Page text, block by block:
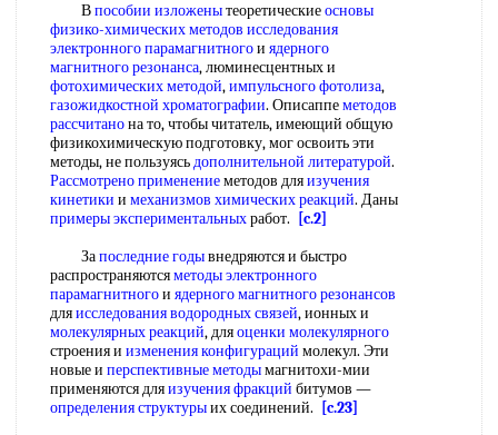
Впособии изложенытеоретическиеосновы
физико-химических методов исследования
электронного парамагнитногои ядерного
магнитного резонанса, люминесцентных и
фотохимических методой,импульсного фотолиза,
газожидкостной хроматографии. Описаппеметодов
рассчитанона то, чтобы читатель, имеющий общую
физикохимическую подготовку, мог освоить эти
методы, не пользуясьдополнительной литературой.
Рассмотрено применениеметодов дляизучения
кинетики и механизмов химических реакций. Даны
примеры экспериментальныхработ.
[c.2]
Запоследние годывнедряются и быстро
распространяютсяметоды электронного
парамагнитногои ядерного магнитного резонансов
дляисследования водородных связей, ионных и
молекулярных реакций, дляоценки молекулярного
строения и изменения конфигураций молекул. Эти
новые и перспективные методымагнитохи-мии
применяются дляизучения фракций битумов —
определения структурыих соединений.
[c.23]